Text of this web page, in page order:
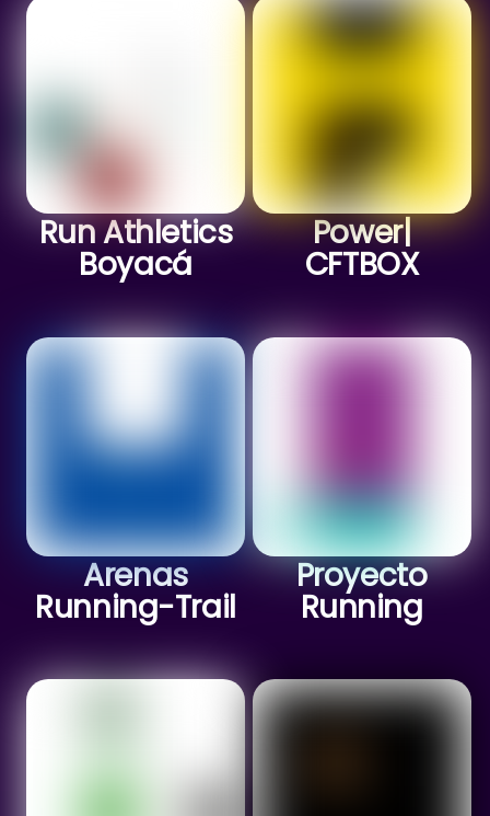
Run Athletics
Boyacá
Power|
CFTBOX
Arenas
Running-Trail
Proyecto
Running